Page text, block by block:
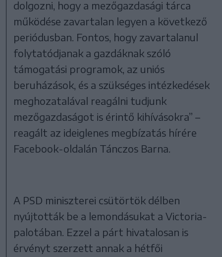
dolgozni, hogy a mezőgazdasági tárca
működése zavartalan legyen a következő
periódusban. Fontos, hogy zavartalanul
folytatódjanak a gazdáknak szóló
támogatási programok, az uniós
beruházások, és a szükséges intézkedések
meghozatalával reagálni tudjunk
mezőgazdaságot is érintő kihívásokra” –
reagált az ideiglenes megbízatás hírére
Facebook-oldalán Tánczos Barna.
A PSD miniszterei csütörtök délben
nyújtották be a lemondásukat a Victoria-
palotában. Ezzel a párt hivatalosan is
érvényt szerzett annak a hétfői